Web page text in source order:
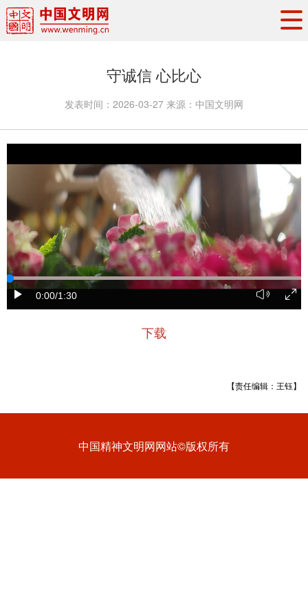
资讯联播
文明培育
文明实践
文明创建
文明之光
文明影音 文明矩阵
守诚信 心比心
发表时间： 2026-03-27 来源： 中国文明网
0:00/1:30
下载
【责任编辑：王钰】
中国精神文明网网站©版权所有